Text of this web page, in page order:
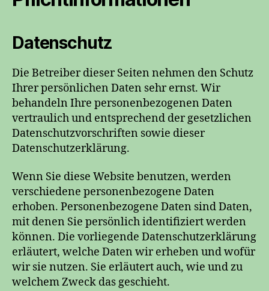
Datenschutz
Die Betreiber dieser Seiten nehmen den Schutz
Ihrer persönlichen Daten sehr ernst. Wir
behandeln Ihre personenbezogenen Daten
vertraulich und entsprechend der gesetzlichen
Datenschutzvorschriften sowie dieser
Datenschutzerklärung.
Wenn Sie diese Website benutzen, werden
verschiedene personenbezogene Daten
erhoben. Personenbezogene Daten sind Daten,
mit denen Sie persönlich identifiziert werden
können. Die vorliegende Datenschutzerklärung
erläutert, welche Daten wir erheben und wofür
wir sie nutzen. Sie erläutert auch, wie und zu
welchem Zweck das geschieht.